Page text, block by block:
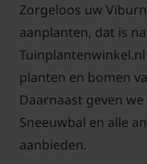
doorlatend is. Deze
Dawn geschikt voor
struiken zijn niet
bloei, maar ook
koude klimaten
Dawn zijn prachtige
favoriet is onder
Zorgeloos uw
aanplanten, dat is
planten en bomen
Daarnaast geven
Sneeuwbal en alle
aanbieden.